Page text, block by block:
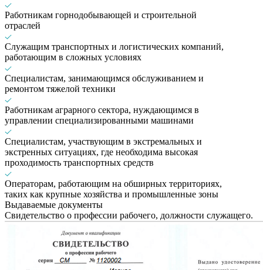
Работникам горнодобывающей и строительной
отраслей
Служащим транспортных и логистических компаний,
работающим в сложных условиях
Специалистам, занимающимся обслуживанием и
ремонтом тяжелой техники
Работникам аграрного сектора, нуждающимся в
управлении специализированными машинами
Специалистам, участвующим в экстремальных и
экстренных ситуациях, где необходима высокая
проходимость транспортных средств
Операторам, работающим на обширных территориях,
таких как крупные хозяйства и промышленные зоны
Выдаваемые документы
Свидетельство о профессии рабочего, должности служащего.